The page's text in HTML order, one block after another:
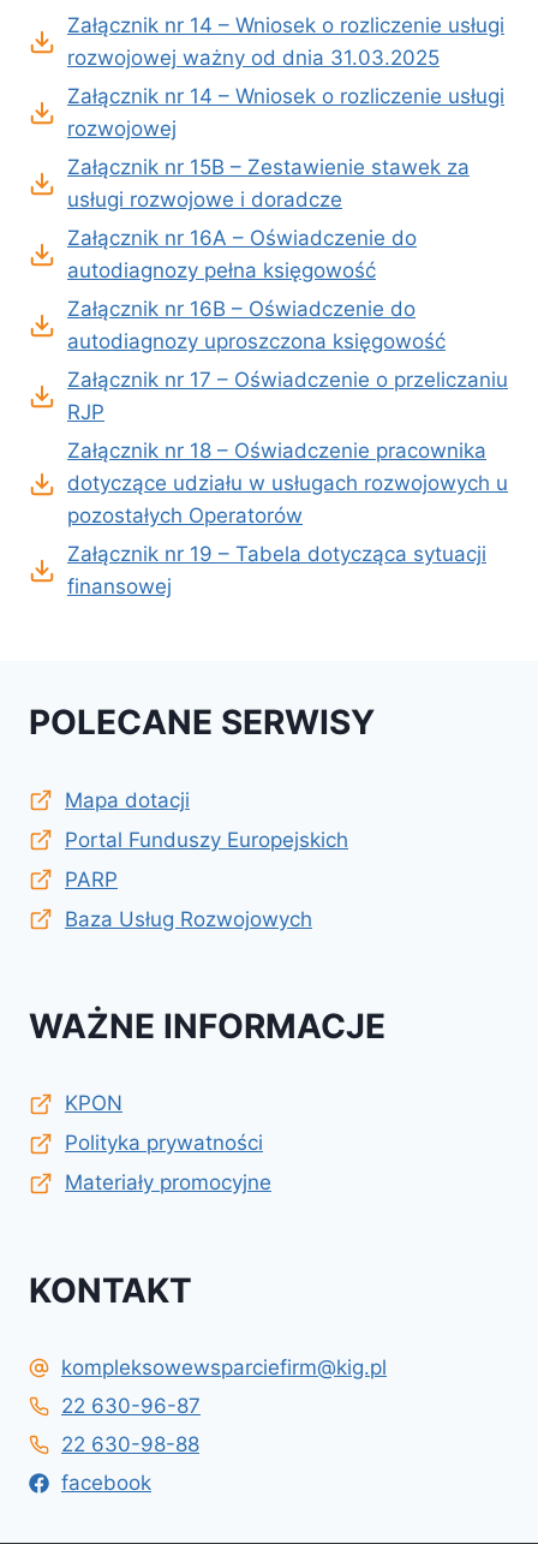
Załącznik nr 14 – Wniosek o rozliczenie usługi
rozwojowej ważny od dnia 31.03.2025
Załącznik nr 14 – Wniosek o rozliczenie usługi
rozwojowej
Załącznik nr 15B – Zestawienie stawek za
usługi rozwojowe i doradcze
Załącznik nr 16A – Oświadczenie do
autodiagnozy pełna księgowość
Załącznik nr 16B – Oświadczenie do
autodiagnozy uproszczona księgowość
Załącznik nr 17 – Oświadczenie o przeliczaniu
RJP
Załącznik nr 18 – Oświadczenie pracownika
dotyczące udziału w usługach rozwojowych u
pozostałych Operatorów
Załącznik nr 19 – Tabela dotycząca sytuacji
finansowej
POLECANE SERWISY
Mapa dotacji
Portal Funduszy Europejskich
PARP
Baza Usług Rozwojowych
WAŻNE INFORMACJE
KPON
Polityka prywatności
Materiały promocyjne
KONTAKT
kompleksowewsparciefirm@kig.pl
22 630-96-87
22 630-98-88
facebook